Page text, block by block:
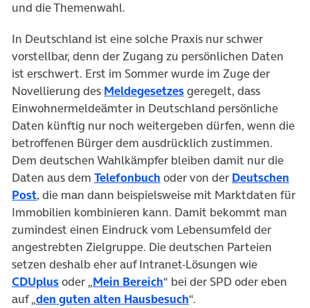
und die Themenwahl.
In Deutschland ist eine solche Praxis nur schwer
vorstellbar, denn der Zugang zu persönlichen Daten
ist erschwert. Erst im Sommer wurde im Zuge der
Novellierung des Meldegesetzesgeregelt, dass
Einwohnermeldeämter in Deutschland persönliche
Daten künftig nur noch weitergeben dürfen, wenn die
betroffenen Bürger dem ausdrücklich zustimmen.
Dem deutschen Wahlkämpfer bleiben damit nur die
Daten aus dem Telefonbuch oder von der Deutschen
Post, die man dann beispielsweise mit Marktdaten für
Immobilien kombinieren kann. Damit bekommt man
zumindest einen Eindruck vom Lebensumfeld der
angestrebten Zielgruppe. Die deutschen Parteien
setzen deshalb eher auf Intranet-Lösungen wie
CDUplusoder „Mein Bereich“ bei der SPD oder eben
auf „den guten alten Hausbesuch“.